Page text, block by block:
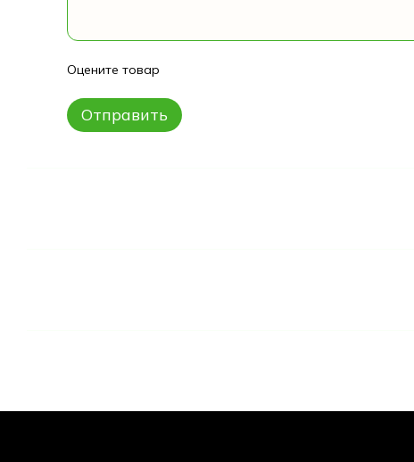
Оцените товар
Отправить